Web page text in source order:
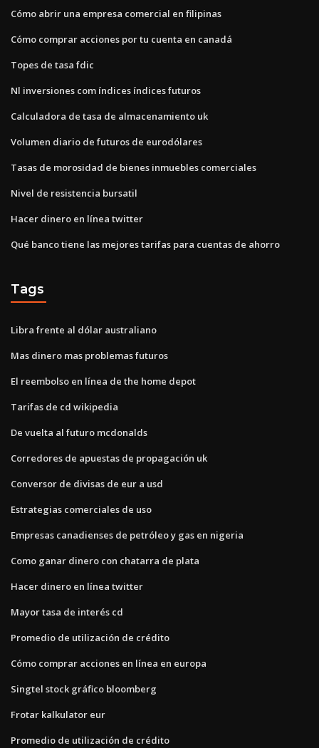
Cómo abrir una empresa comercial en filipinas
Cómo comprar acciones por tu cuenta en canadá
Topes de tasa fdic
Nl inversiones com índices índices futuros
Calculadora de tasa de almacenamiento uk
Volumen diario de futuros de eurodólares
Tasas de morosidad de bienes inmuebles comerciales
Nivel de resistencia bursatil
Hacer dinero en línea twitter
Qué banco tiene las mejores tarifas para cuentas de ahorro
Tags
Libra frente al dólar australiano
Mas dinero mas problemas futuros
El reembolso en línea de the home depot
Tarifas de cd wikipedia
De vuelta al futuro mcdonalds
Corredores de apuestas de propagación uk
Conversor de divisas de eur a usd
Estrategias comerciales de uso
Empresas canadienses de petróleo y gas en nigeria
Como ganar dinero con chatarra de plata
Hacer dinero en línea twitter
Mayor tasa de interés cd
Promedio de utilización de crédito
Cómo comprar acciones en línea en europa
Singtel stock gráfico bloomberg
Frotar kalkulator eur
Promedio de utilización de crédito